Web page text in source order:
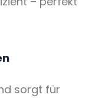
sorgt für